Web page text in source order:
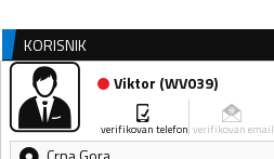
KORISNIK
Viktor (WV039)
verifikovan telefon verifikovan email